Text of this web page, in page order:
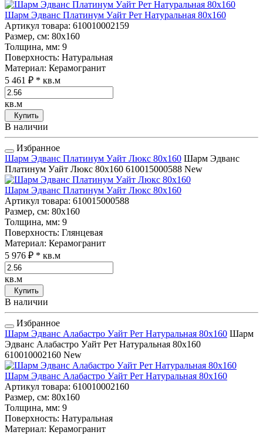
Шарм Эдванс Платинум Уайт Рет Натуральная 80x160
Артикул товара: 610010002159
Размер, см: 80x160
Толщина, мм: 9
Поверхность: Натуральная
Материал: Керамогранит
5 461 ₽ * кв.м
кв.м
Купить
В наличии
Избранное
Шарм Эдванс Платинум Уайт Люкс 80x160 Шарм Эдванс
Платинум Уайт Люкс 80x160 610015000588 New
Шарм Эдванс Платинум Уайт Люкс 80x160
Артикул товара: 610015000588
Размер, см: 80x160
Толщина, мм: 9
Поверхность: Глянцевая
Материал: Керамогранит
5 976 ₽ * кв.м
кв.м
Купить
В наличии
Избранное
Шарм Эдванс Алабастро Уайт Рет Натуральная 80x160 Шарм
Эдванс Алабастро Уайт Рет Натуральная 80x160
610010002160 New
Шарм Эдванс Алабастро Уайт Рет Натуральная 80x160
Артикул товара: 610010002160
Размер, см: 80x160
Толщина, мм: 9
Поверхность: Натуральная
Материал: Керамогранит